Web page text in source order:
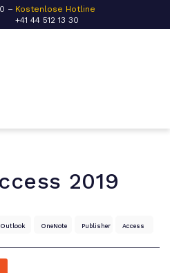
– Kostenlose Hotline
+41 44 512 13 30
2019
Outlook OneNote Publisher Access